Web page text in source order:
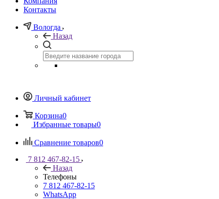
Контакты
Вологда
Назад
Личный кабинет
Корзина0
Избранные товары0
Сравнение товаров0
7 812 467-82-15
Назад
Телефоны
7 812 467-82-15
WhatsApp